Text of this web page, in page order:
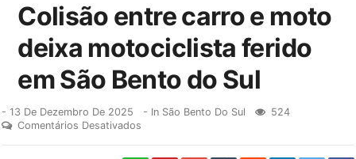
Colisão entre carro e moto
deixa motociclista ferido
em São Bento do Sul
-13 De Dezembro De 2025 - In São Bento Do Sul
524
Comentários Desativados